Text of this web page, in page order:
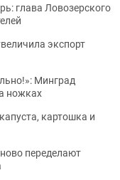
глава Ловозерского
экспорт
Минград
ножках
картошка и
переделают